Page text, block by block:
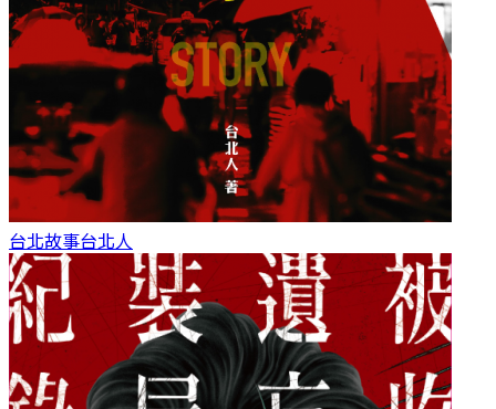
台北故事台北人